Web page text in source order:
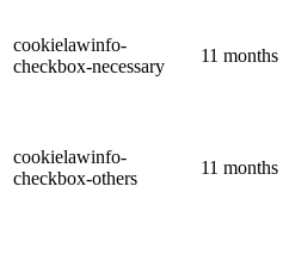
cookielawinfo-
checkbox-necessary
11 months
cookielawinfo-
checkbox-others
11 months